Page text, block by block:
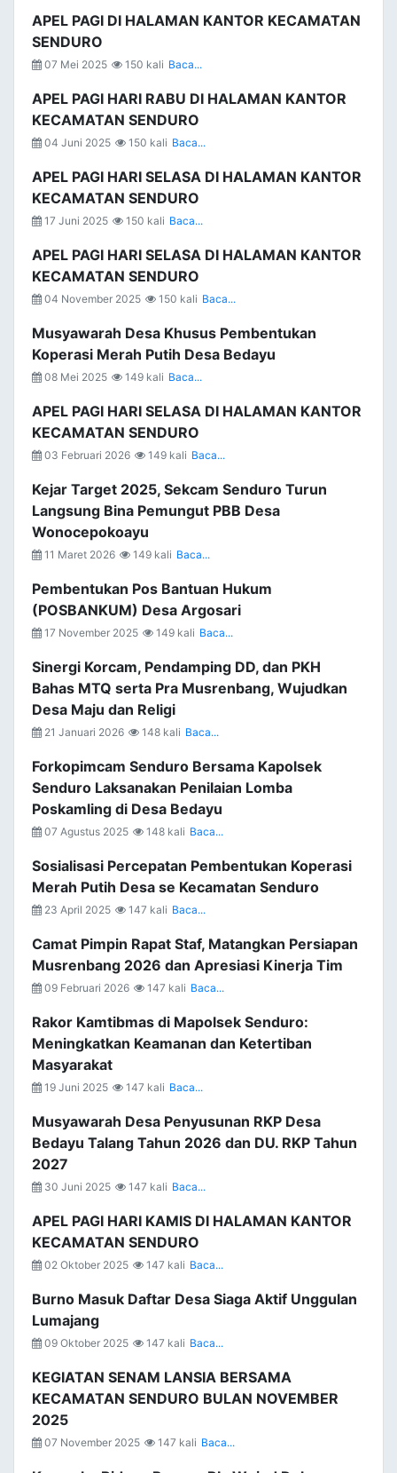
APEL PAGI DI HALAMAN KANTOR KECAMATAN
SENDURO
07 Mei 2025 150 kali Baca...
APEL PAGI HARI RABU DI HALAMAN KANTOR
KECAMATAN SENDURO
04 Juni 2025 150 kali Baca...
APEL PAGI HARI SELASA DI HALAMAN KANTOR
KECAMATAN SENDURO
17 Juni 2025 150 kali Baca...
APEL PAGI HARI SELASA DI HALAMAN KANTOR
KECAMATAN SENDURO
04 November 2025 150 kali Baca...
Musyawarah Desa Khusus Pembentukan
Koperasi Merah Putih Desa Bedayu
08 Mei 2025 149 kali Baca...
APEL PAGI HARI SELASA DI HALAMAN KANTOR
KECAMATAN SENDURO
03 Februari 2026 149 kali Baca...
Kejar Target 2025, Sekcam Senduro Turun
Langsung Bina Pemungut PBB Desa
Wonocepokoayu
11 Maret 2026 149 kali Baca...
Pembentukan Pos Bantuan Hukum
(POSBANKUM) Desa Argosari
17 November 2025 149 kali Baca...
Sinergi Korcam, Pendamping DD, dan PKH
Bahas MTQ serta Pra Musrenbang, Wujudkan
Desa Maju dan Religi
21 Januari 2026 148 kali Baca...
Forkopimcam Senduro Bersama Kapolsek
Senduro Laksanakan Penilaian Lomba
Poskamling di Desa Bedayu
07 Agustus 2025 148 kali Baca...
Sosialisasi Percepatan Pembentukan Koperasi
Merah Putih Desa se Kecamatan Senduro
23 April 2025 147 kali Baca...
Camat Pimpin Rapat Staf, Matangkan Persiapan
Musrenbang 2026 dan Apresiasi Kinerja Tim
09 Februari 2026 147 kali Baca...
Rakor Kamtibmas di Mapolsek Senduro:
Meningkatkan Keamanan dan Ketertiban
Masyarakat
19 Juni 2025 147 kali Baca...
Musyawarah Desa Penyusunan RKP Desa
Bedayu Talang Tahun 2026 dan DU. RKP Tahun
2027
30 Juni 2025 147 kali Baca...
APEL PAGI HARI KAMIS DI HALAMAN KANTOR
KECAMATAN SENDURO
02 Oktober 2025 147 kali Baca...
Burno Masuk Daftar Desa Siaga Aktif Unggulan
Lumajang
09 Oktober 2025 147 kali Baca...
KEGIATAN SENAM LANSIA BERSAMA
KECAMATAN SENDURO BULAN NOVEMBER
2025
07 November 2025 147 kali Baca...